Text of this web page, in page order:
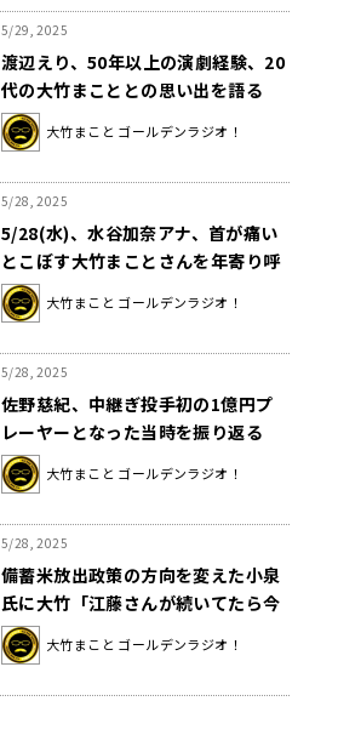
5/29, 2025
渡辺えり、50年以上の演劇経験、20
代の大竹まこととの思い出を語る
大竹まこと ゴールデンラジオ！
5/28, 2025
5/28(水)、水谷加奈アナ、首が痛い
とこぼす大竹まことさんを年寄り呼
ばわり！？大竹さんは、水谷アナの
加齢による髪質の変化を見抜いて猛
大竹まこと ゴールデンラジオ！
5/28, 2025
佐野慈紀、中継ぎ投手初の1億円プ
レーヤーとなった当時を振り返る
大竹まこと ゴールデンラジオ！
5/28, 2025
備蓄米放出政策の方向を変えた小泉
氏に大竹「江藤さんが続いてたら今
の形にはなってない」
大竹まこと ゴールデンラジオ！